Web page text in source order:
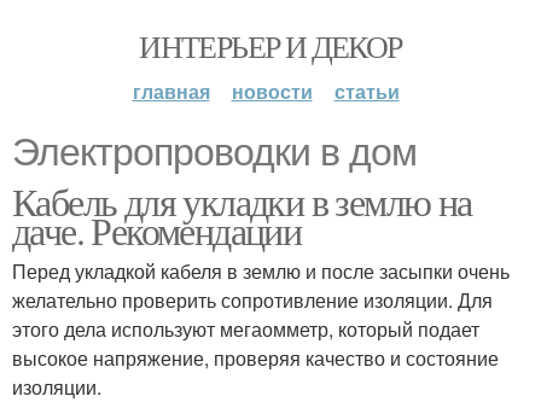
ИНТЕРЬЕР И ДЕКОР
главная новости статьи
Электропроводки в дом
Кабель для укладки в землю на
даче. Рекомендации
Перед укладкой кабеля в землю и после засыпки очень
желательно проверить сопротивление изоляции. Для
этого дела используют мегаомметр, который подает
высокое напряжение, проверяя качество и состояние
изоляции.